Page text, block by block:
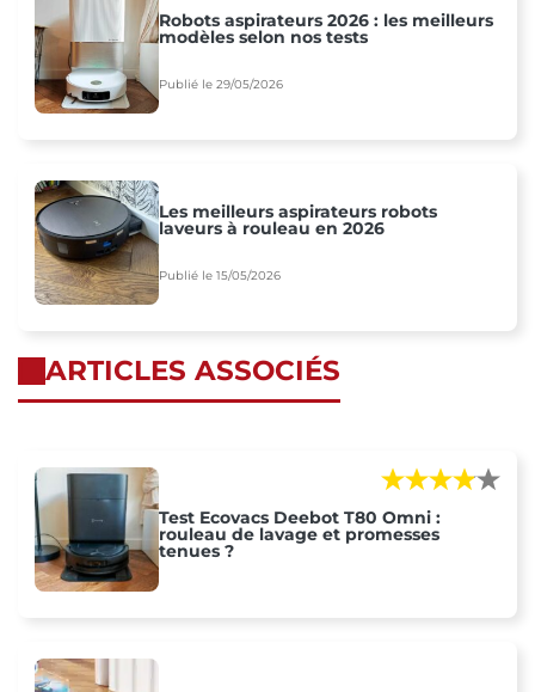
Robots aspirateurs 2026 : les meilleurs
modèles selon nos tests
Publié le 29/05/2026
Les meilleurs aspirateurs robots
laveurs à rouleau en 2026
Publié le 15/05/2026
ARTICLES ASSOCIÉS
Test Ecovacs Deebot T80 Omni :
rouleau de lavage et promesses
tenues ?